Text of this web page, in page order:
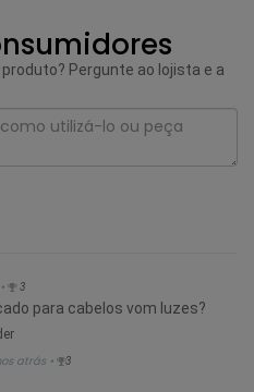
Pergunte ao lojista e a
• 3
para cabelos vom luzes?
atrás • 3